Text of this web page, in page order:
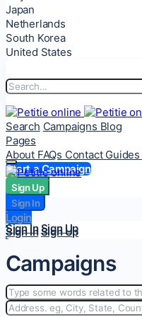
Japan
Netherlands
South Korea
United States
Search Campaigns Blog
Pages
About FAQs Contact Guides
Start a Campaign
Sign Up
Sign In
Login
Sign InSign Up
Sign Up
Sign In
Login
Sign InSign Up
Campaigns